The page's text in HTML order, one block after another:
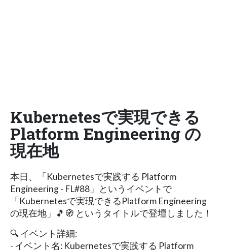
Kubernetesで実現できる
Platform Engineering の
現在地
本日、「Kubernetesで実践する Platform
Engineering - FL#88」というイベントで
「Kubernetesで実現できるPlatform Engineering
の現在地」🎵🧭 というタイトルで登壇しました！
🔍 イベント詳細:
- イベント名: Kubernetesで実践する Platform